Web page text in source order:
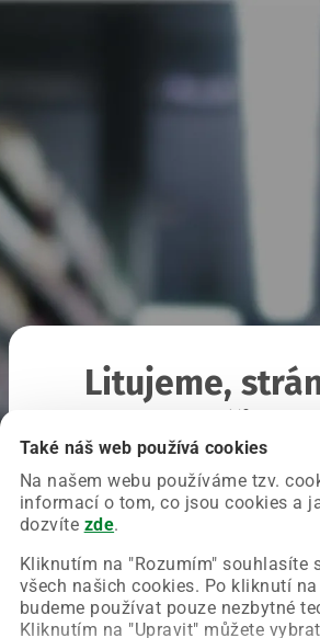
Také náš web používá cookies
Na našem webu používáme tzv.
informací o tom, co jsou cookies a
dozvíte zde.
Kliknutím na "Rozumím" souhlasíte
všech našich cookies. Po kliknutí
budeme používat pouze nezbytné
Kliknutím na "Upravit" můžete
Litujeme,
Chyba nastala na naší straně a
Zkuste prosím znovu načíst
Obnovit stránku